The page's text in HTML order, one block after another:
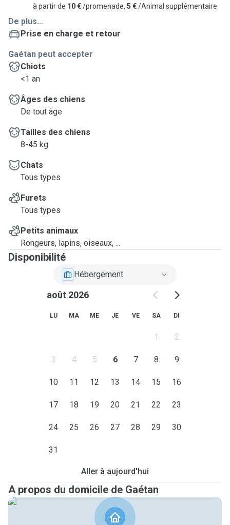
à partir de 10 €/promenade, 5 €/Animal supplémentaire
De plus...
Prise en charge et retour
Gaétan peut accepter
Chiots
<1 an
Âges des chiens
De tout âge
Tailles des chiens
8-45 kg
Chats
Tous types
Furets
Tous types
Petits animaux
Rongeurs, lapins, oiseaux, ...
Disponibilité
Hébergement
août 2026
LU MA ME JE VE SA DI
1 2
3 4 5 6 7 8 9
10 11 12 13 14 15 16
17 18 19 20 21 22 23
24 25 26 27 28 29 30
31
Aller à aujourd'hui
A propos du domicile de Gaétan